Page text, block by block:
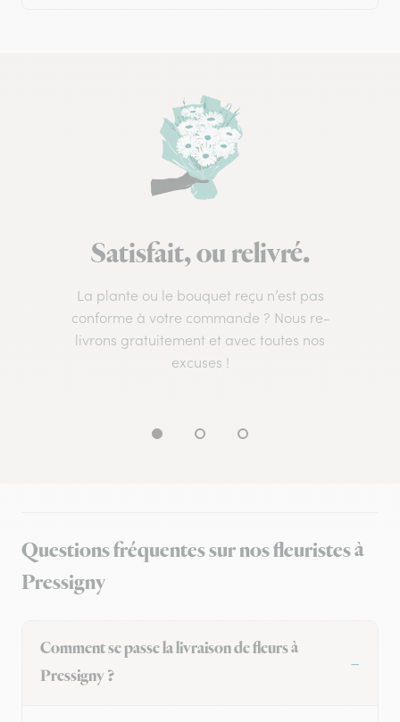
Satisfait, ou relivré.
La plante ou le bouquet reçu n’est pas
conforme à votre commande ? Nous re-
livrons gratuitement et avec toutes nos
excuses !
Questions fréquentes sur nos fleuristes à
Pressigny
Comment se passe la livraison de fleurs à
Pressigny ?